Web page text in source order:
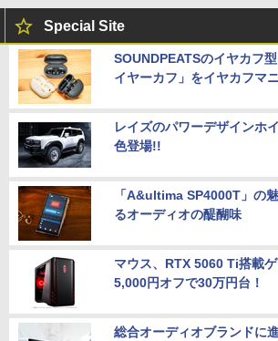
Special Site
SOUNDPEATSのイヤカフ
イヤーカフ」をイヤカフマ
レイズのパワーデザインホ
色登場!!
「A&ultima SP4000T」の
るオーディオの醍醐味
マウス、RTX 5060 Ti搭載
5,000円オフで30万円台！
総合オーディオブランドに